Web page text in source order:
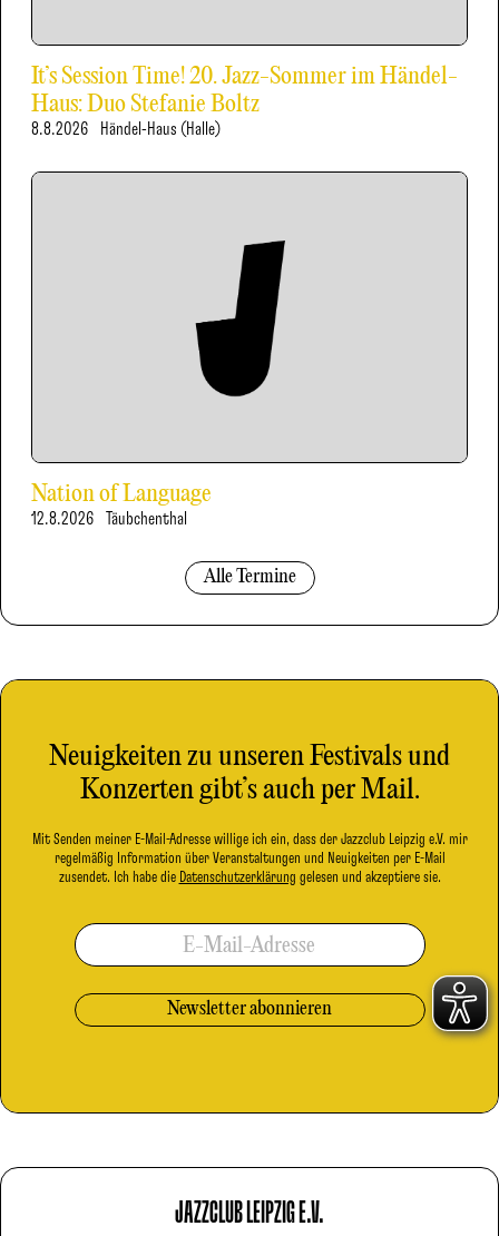
It’s Session Time! 20. Jazz-Sommer im Händel-
Haus: Duo Stefanie Boltz
8.8.2026 Händel-Haus (Halle)
Nation of Language
12.8.2026 Täubchenthal
Alle Termine
Neuigkeiten zu unseren Festivals und
Konzerten gibt’s auch per Mail.
Mit Senden meiner E-Mail-Adresse willige ich ein, dass der Jazzclub Leipzig e.V. mir
regelmäßig Information über Veranstaltungen und Neuigkeiten per E-Mail
zusendet. Ich habe die Datenschutzerklärung gelesen und akzeptiere sie.
E-Mail-Adresse
JAZZCLUB LEIPZIG E.V.